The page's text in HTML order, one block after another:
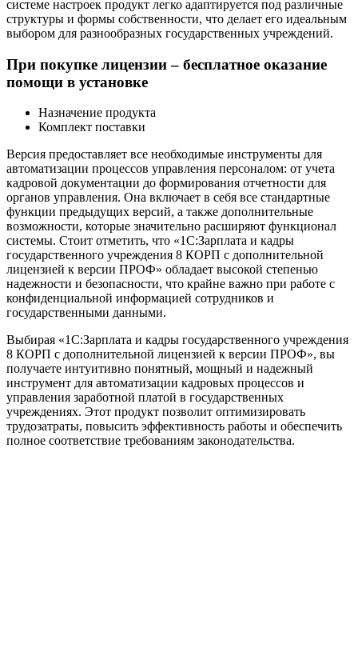
системе настроек продукт легко адаптируется под различные
структуры и формы собственности, что делает его идеальным
выбором для разнообразных государственных учреждений.
При покупке лицензии – бесплатное оказание
помощи в установке
Назначение продукта
Комплект поставки
Версия предоставляет все необходимые инструменты для
автоматизации процессов управления персоналом: от учета
кадровой документации до формирования отчетности для
органов управления. Она включает в себя все стандартные
функции предыдущих версий, а также дополнительные
возможности, которые значительно расширяют функционал
системы. Стоит отметить, что «1С:Зарплата и кадры
государственного учреждения 8 КОРП с дополнительной
лицензией к версии ПРОФ» обладает высокой степенью
надежности и безопасности, что крайне важно при работе с
конфиденциальной информацией сотрудников и
государственными данными.
Выбирая «1С:Зарплата и кадры государственного учреждения
8 КОРП с дополнительной лицензией к версии ПРОФ», вы
получаете интуитивно понятный, мощный и надежный
инструмент для автоматизации кадровых процессов и
управления заработной платой в государственных
учреждениях. Этот продукт позволит оптимизировать
трудозатраты, повысить эффективность работы и обеспечить
полное соответствие требованиям законодательства.